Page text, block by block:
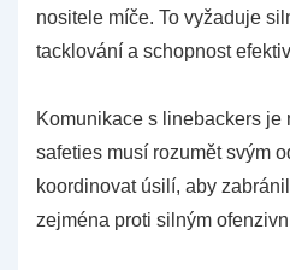
nositele míče. To vyžaduje
tacklování a schopnost
Komunikace s linebackers je
safeties musí rozumět svým
koordinovat úsilí, aby
zejména proti silným